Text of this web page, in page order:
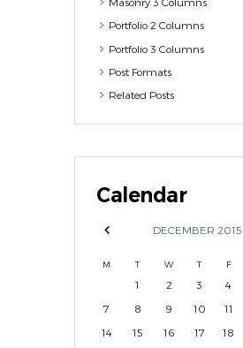
Portfolio 2 Columns
Portfolio 3 Columns
Post Formats
Related Posts
Calendar
DECEMBER 2015
M T W T F
1 2 3 4
7
8 9 10 11
14
15 16 17 18